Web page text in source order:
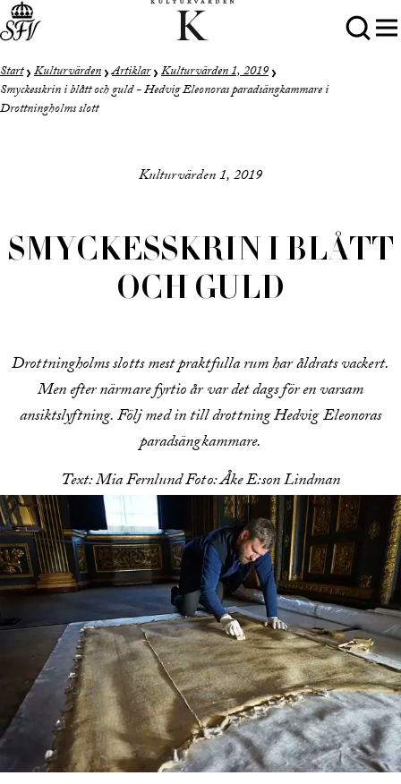
Start Kulturvärden Artiklar Kulturvärden 1, 2019
Smyckesskrin i blått och guld - Hedvig Eleonoras paradsängkammare i
Drottningholms slott
Kulturvärden 1, 2019
SMYCKESSKRIN I BLÅTT
OCH GULD
Drottningholms slotts mest praktfulla rum har åldrats vackert.
Men efter närmare fyrtio år var det dags för en varsam
ansiktslyftning. Följ med in till drottning Hedvig Eleonoras
paradsängkammare.
Text: Mia Fernlund Foto: Åke E:son Lindman